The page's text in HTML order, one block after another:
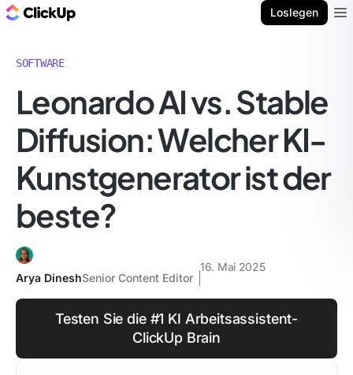
Loslegen
SOFTWARE
Leonardo AI vs. Stable
Diffusion: Welcher KI-
Kunstgenerator ist der
beste?
Arya DineshSenior Content Editor
16. Mai 2025
Testen Sie die #1 KI Arbeitsassistent-
ClickUp Brain